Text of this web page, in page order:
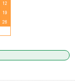
12
19
26